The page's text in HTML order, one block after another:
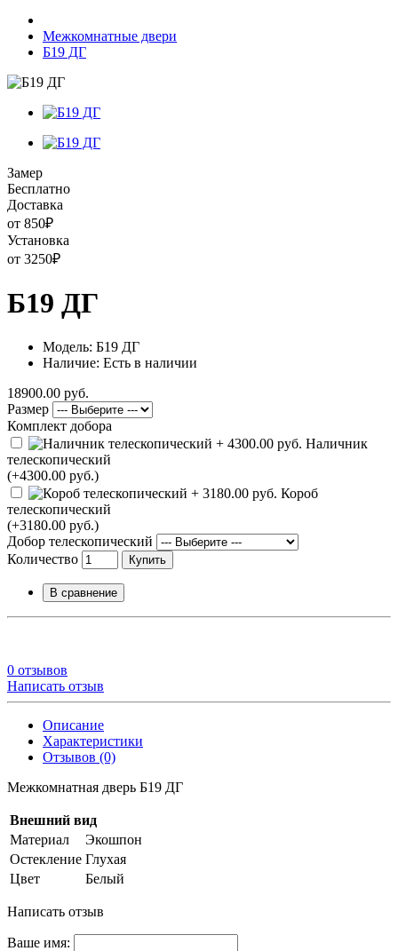
Межкомнатные двери
Б19 ДГ
Замер
Бесплатно
Доставка
от 850₽
Установка
от 3250₽
Б19 ДГ
Модель: Б19 ДГ
Наличие: Есть в наличии
18900.00 руб.
Размер
Комплект добора
Наличник
телескопический
(+4300.00 руб.)
Короб
телескопический
(+3180.00 руб.)
Добор телескопический
Количество
Купить
В сравнение
0 отзывов
Написать отзыв
Описание
Характеристики
Отзывов (0)
Межкомнатная дверь Б19 ДГ
Внешний вид
Материал
Экошпон
Остекление Глухая
Цвет
Белый
Написать отзыв
Ваше имя: